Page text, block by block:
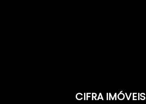
CIFRA IMÓVEIS